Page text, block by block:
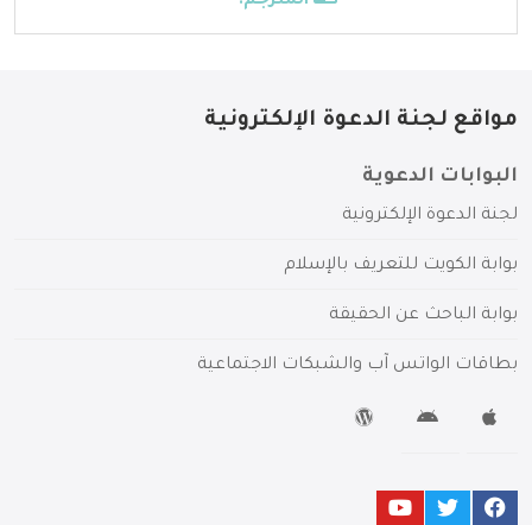
مواقع لجنة الدعوة الإلكترونية
البوابات الدعوية
لجنة الدعوة الإلكترونية
بوابة الكويت للتعريف بالإسلام
بوابة الباحث عن الحقيقة
بطاقات الواتس آب والشبكات الاجتماعية